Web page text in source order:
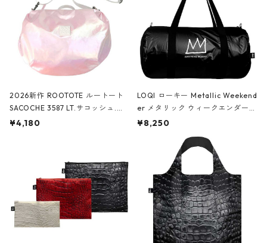
2026新作 ROOTOTE ルートート
SACOCHE 3587 LT.サコッシュ.ル
ミエ-B ショルダーバッグ グロスピ
¥4,180
LOQI ローキー Metallic Weekend
er メタリック ウィークエンダー
ボストンバッグ ショルダーバッグ
Black ジャン=ミッシェル・バスキ
ア/クラウン ブラック
¥8,250